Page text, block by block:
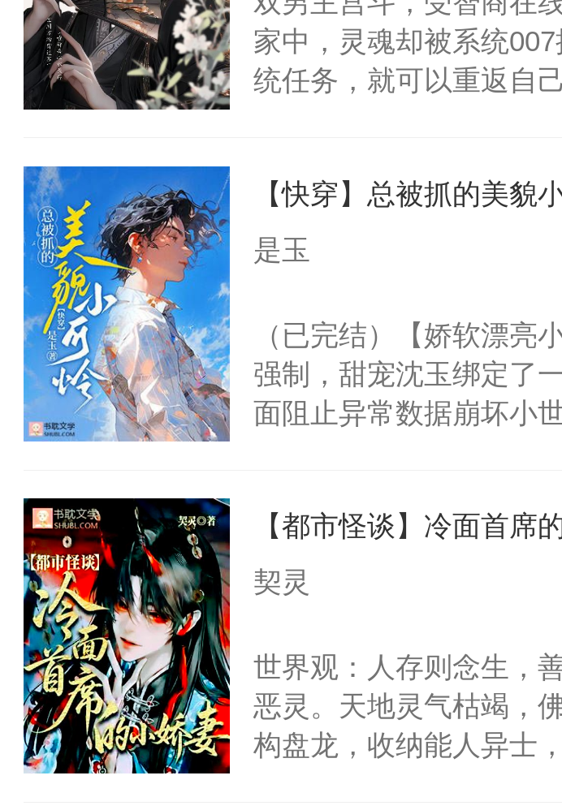
家中，灵魂却被系统
统任务，就可以重返自
晓结局，特派遣时来孕
承帝孕育子嗣。大冀恒
构与男子相同，只是多
的痣。为了完成任务和
算，除掉一个又一个的
【快穿】总被抓的美貌
是玉
（已完结）【娇软漂亮
强制，甜宠沈玉绑定了
面阻止异常数据崩坏小
近他，低头在他的耳边
碰撞的声音哗哗作响。
序来，哪个有灵感了就
上会不定时掉落福利章
【都市怪谈】冷面首席
契灵
世界观：人存则念生，
恶灵。天地灵气枯竭，
构盘龙，收纳能人异士